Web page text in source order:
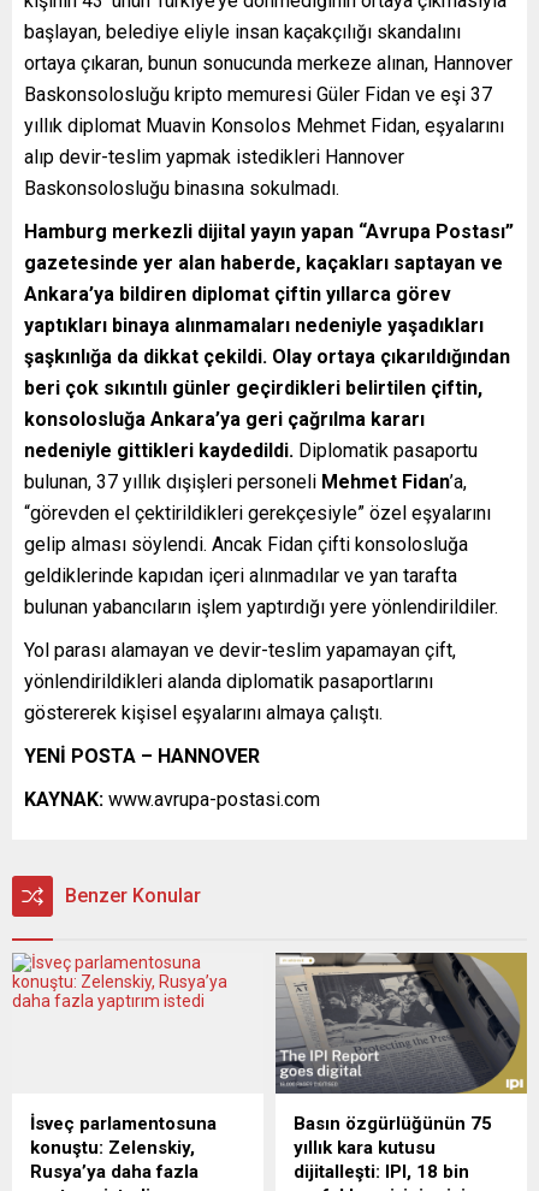
başlayan, belediye eliyle insan kaçakçılığı skandalını
ortaya çıkaran, bunun sonucunda merkeze alınan, Hannover
Baskonsolosluğu kripto memuresi Güler Fidan ve eşi 37
yıllık diplomat Muavin Konsolos Mehmet Fidan, eşyalarını
alıp devir-teslim yapmak istedikleri Hannover
Baskonsolosluğu binasına sokulmadı.
Hamburg merkezli dijital yayın yapan “Avrupa Postası”
gazetesinde yer alan haberde, kaçakları saptayan ve
Ankara’ya bildiren diplomat çiftin yıllarca görev
yaptıkları binaya alınmamaları nedeniyle yaşadıkları
şaşkınlığa da dikkat çekildi. Olay ortaya çıkarıldığından
beri çok sıkıntılı günler geçirdikleri belirtilen çiftin,
konsolosluğa Ankara’ya geri çağrılma kararı
nedeniyle gittikleri kaydedildi. Diplomatik pasaportu
bulunan, 37 yıllık dışişleri personeli Mehmet Fidan’a,
“görevden el çektirildikleri gerekçesiyle” özel eşyalarını
gelip alması söylendi. Ancak Fidan çifti konsolosluğa
geldiklerinde kapıdan içeri alınmadılar ve yan tarafta
bulunan yabancıların işlem yaptırdığı yere yönlendirildiler.
Yol parası alamayan ve devir-teslim yapamayan çift,
yönlendirildikleri alanda diplomatik pasaportlarını
göstererek kişisel eşyalarını almaya çalıştı.
YENİ POSTA – HANNOVER
KAYNAK: www.avrupa-postasi.com
Benzer Konular
İsveç parlamentosuna
konuştu: Zelenskiy,
Rusya’ya daha fazla
Basın özgürlüğünün 75
yıllık kara kutusu
dijitalleşti: IPI, 18 bin